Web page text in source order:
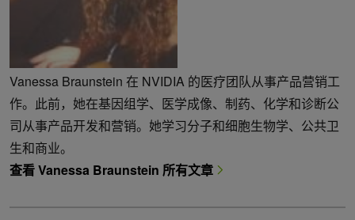
Vanessa Braunstein 在 NVIDIA 的医疗团队从事产品营销工
作。此前，她在基因组学、医学成像、制药、化学和诊断公
司从事产品开发和营销。她学习分子和细胞生物学、公共卫
生和商业。
查看 Vanessa Braunstein 所有文章